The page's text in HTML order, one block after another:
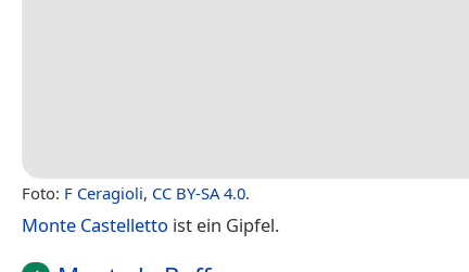
Foto: F Ceragioli, CC BY-SA 4.0.
Monte Castelletto ist ein Gipfel.